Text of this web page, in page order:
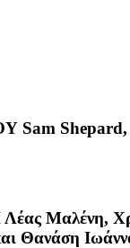
Sam Shepard,
Λέας Μαλένη,
Θανάση